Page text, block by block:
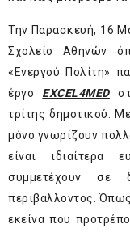
Την Παρασκευή, 16
Σχολείο Αθηνών
«Ενεργού Πολίτη»
έργο EXCEL4MED
τρίτης δημοτικού.
μόνο γνωρίζουν
είναι ιδιαίτερα
συμμετέχουν σε
περιβάλλοντος.
εκείνα που